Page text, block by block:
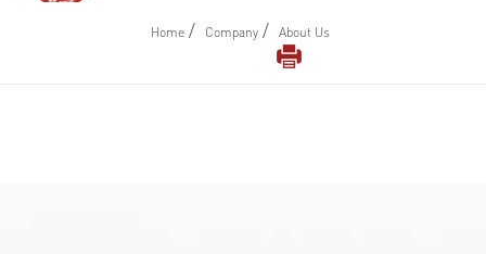
Home / Company / About Us